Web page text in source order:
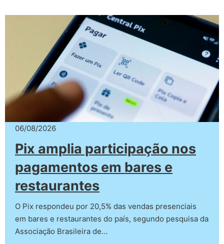
06/08/2026
Pix amplia participação nos
pagamentos em bares e
restaurantes
O Pix respondeu por 20,5% das vendas presenciais
em bares e restaurantes do país, segundo pesquisa da
Associação Brasileira de…